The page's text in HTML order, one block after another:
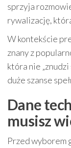
sprzyja
rywalizację,
W kontekście
znany z
która nie
duże szanse
Dane
musisz
Przed wyborem